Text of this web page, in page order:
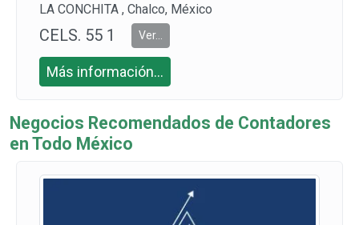
LA CONCHITA , Chalco, México
CELS. 55 1
007 4871
Ver...
Más información...
Negocios Recomendados de Contadores
en Todo México